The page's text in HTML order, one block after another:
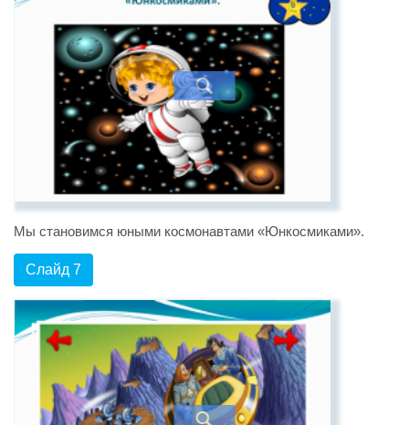
Мы становимся юными космонавтами «Юнкосмиками».
Слайд 7